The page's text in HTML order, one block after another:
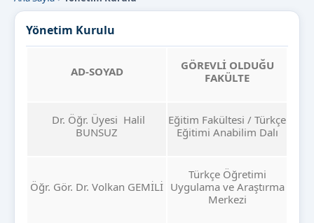
Yönetim Kurulu
AD-SOYAD
GÖREVLİ OLDUĞU
FAKÜLTE
Dr. Öğr. Üyesi Halil
BUNSUZ
Eğitim Fakültesi / Türkçe
Eğitimi Anabilim Dalı
Öğr. Gör. Dr. Volkan GEMİLİ
Türkçe Öğretimi
Uygulama ve Araştırma
Merkezi